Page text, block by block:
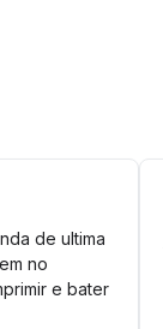
de ultima
no
e bater